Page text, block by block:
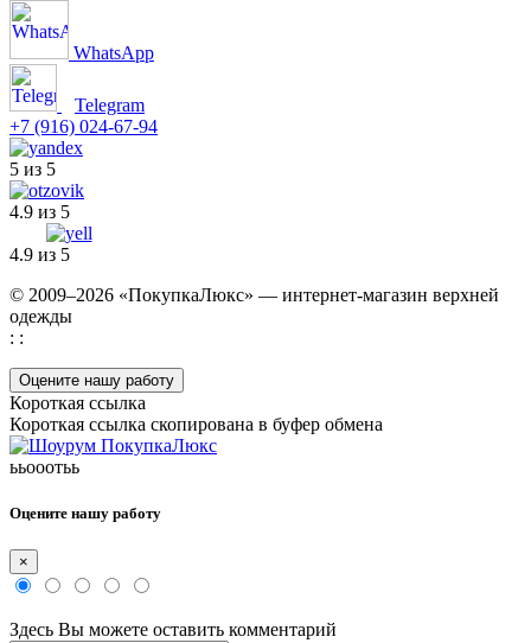
WhatsApp
Telegram
+7 (916) 024-67-94
5 из 5
4.9 из 5
4.9 из 5
© 2009–2026 «ПокупкаЛюкс» — интернет-магазин верхней
одежды
: :
Оцените нашу работу
Короткая ссылка
Короткая ссылка скопирована в буфер обмена
ььооотьь
Оцените нашу работу
×
Здесь Вы можете оставить комментарий